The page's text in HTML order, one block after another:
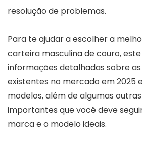
resolução de problemas.
Para te ajudar a escolher a
carteira masculina de couro,
informações detalhadas sobre
existentes no mercado em 2025
modelos, além de algumas
importantes que você deve
marca e o modelo ideais.